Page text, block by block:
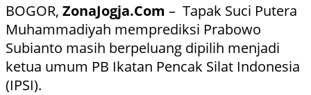
BOGOR, ZonaJogja.Com – Tapak Suci Putera
Muhammadiyah memprediksi Prabowo
Subianto masih berpeluang dipilih menjadi
ketua umum PB Ikatan Pencak Silat Indonesia
(IPSI).